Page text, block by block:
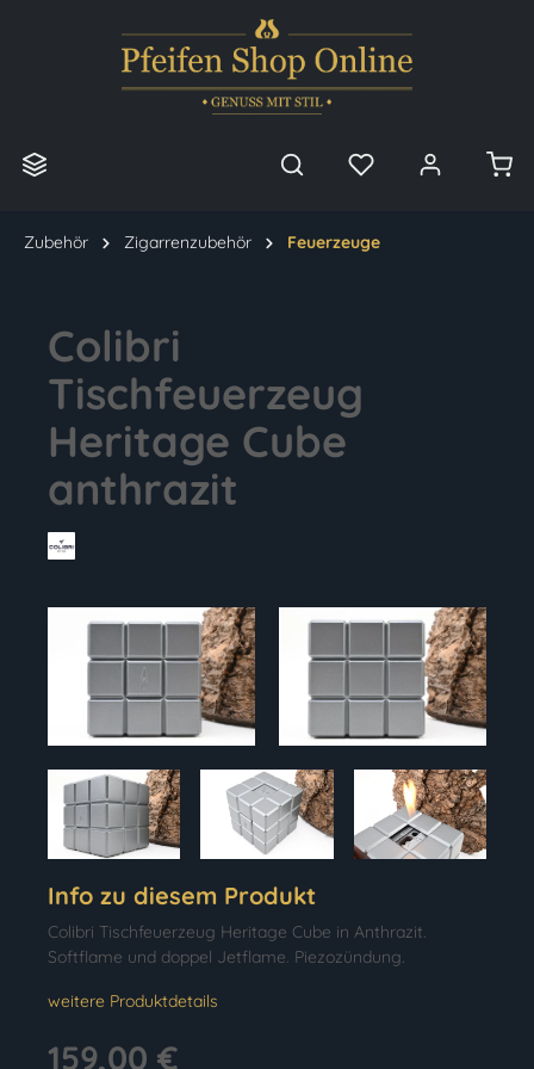
Zubehör Zigarrenzubehör Feuerzeuge
Colibri
Tischfeuerzeug
Heritage Cube
anthrazit
Info zu diesem Produkt
Colibri Tischfeuerzeug Heritage Cube in Anthrazit.
Softflame und doppel Jetflame. Piezozündung.
weitere Produktdetails
159,00 €